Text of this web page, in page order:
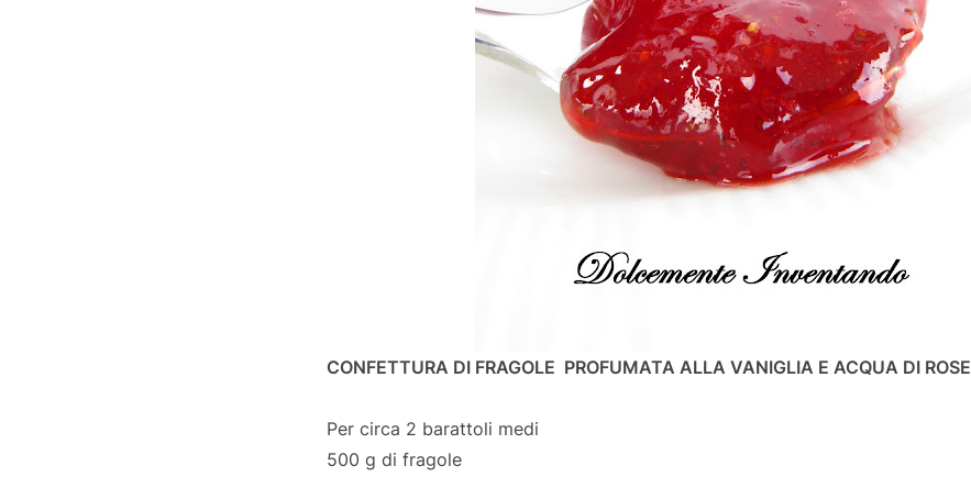
CONFETTURA DI FRAGOLE PROFUMATA ALLA VANIGLIA E ACQUA DI ROSE
Per circa 2 barattoli medi
500 g di fragole